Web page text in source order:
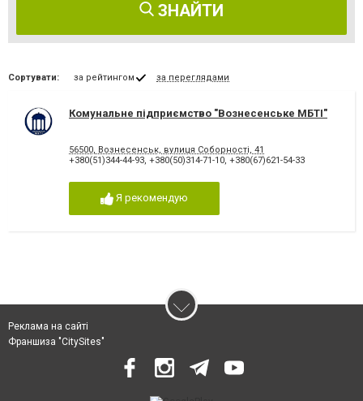
ЗНАЙТИ
Сортувати: за рейтингом за переглядами
Комунальне підприємство "Вознесенське МБТІ"
56500, Вознесенськ, вулиця Соборності, 41
+380(51)344-44-93, +380(50)314-71-10, +380(67)621-54-33
Я рекомендую
Реклама на сайті
Франшиза "CitySites"